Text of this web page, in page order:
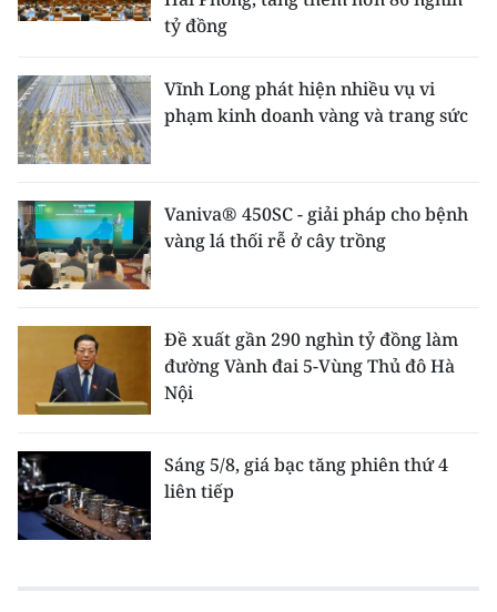
tỷ đồng
Vĩnh Long phát hiện nhiều vụ vi
phạm kinh doanh vàng và trang sức
Vaniva® 450SC - giải pháp cho bệnh
vàng lá thối rễ ở cây trồng
Đề xuất gần 290 nghìn tỷ đồng làm
đường Vành đai 5-Vùng Thủ đô Hà
Nội
Sáng 5/8, giá bạc tăng phiên thứ 4
liên tiếp